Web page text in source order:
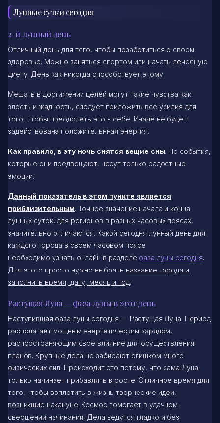
Лунные сутки сегодня
2-й лунный день
Отличный день для того, чтобы позаботиться о своем
здоровье. Можно заняться спортом или начать лечебную
диету. День как никогда способствует этому.
Мешать в достижении целей могут такие чувства как
злость и жадность, следует приложить все усилия для
того, чтобы преодолеть это в себе. Иначе не будет
задействована положительнная энергия.
Как правило, в эту ночь снятся вещие сны. Но события,
которые они предвещают, несут только радостные
эмоции.
Данный показатель в этом пункте является
приблизительным. Точное значение начала и конца
лунных суток, для регионов в разных часовых поясах,
значительно отличаются. Какой сегодня лунный день для
каждого города в своем часовом поясе
необходимо узнать онлайн в разделе фаза луны сегодня.
Для этого просто нужно выбрать название города и
заполнить время, дату, месяц и год.
Растущая Луна — фаза луны в этот день
Наступившая фаза луны сегодня — Растущая Луна. Период
располагает мощным энергетическим зарядом,
распространяющим свое влияние для осуществления
планов. Крупные дела не забирают слишком много
физических сил. Происходит это потому, что сама Луна
только начинает прибавлять в росте. Отличное время для
того, чтобы воплотить в жизнь творческие идеи,
возникшие накануне. Космос помогает в удачном
свершении начинаний. Дела ведутся гладко и без